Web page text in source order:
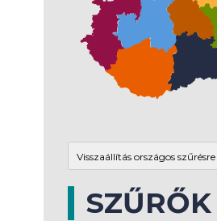
SZŰRŐK